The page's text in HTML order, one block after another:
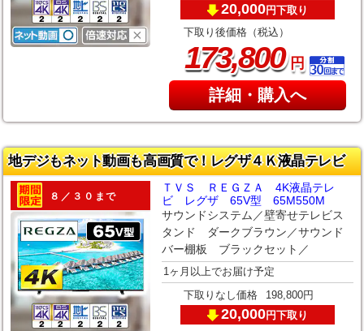
20,000円下取り
下取り後価格（税込）
173,800円
詳細・購入へ
地デジもネット動画も高画質で！レグザ４Ｋ液晶テレビ
８／３０まで
ＴＶＳ ＲＥＧＺＡ 4K液晶テレ
ビ レグザ 65V型 65M550M
サウンドシステム／壁寄せテレビス
タンド ダークブラウン／サウンド
バー棚板 ブラックセット／
1ヶ月以上でお届け予定
下取りなし価格 198,800円
20,000円下取り